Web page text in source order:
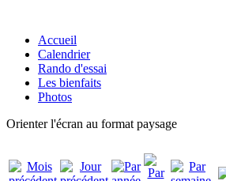
Accueil
Calendrier
Rando d'essai
Les bienfaits
Photos
Orienter l'écran au format paysage